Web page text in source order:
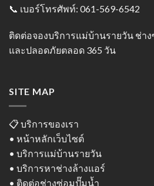
📞 เบอร์โทรศัพท์: 061-569-6542
ติดต่อจองบริการแม่บ้านรายวัน ช่าง
และปลอดภัยตลอด 365 วัน
SITE MAP
📋 บริการของเรา
• หน้าหลักเว็บไซต์
• บริการแม่บ้านรายวัน
• บริการหาช่างล้างแอร์
• ติดต่อช่างซ่อมปั๊มน้ำ